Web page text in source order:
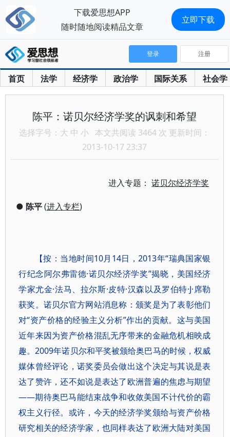
首页 法学 经济学 政治学 国际关系 社会学
登录 注册
陈平：诺贝尔经济学奖的讽刺和希望
选择字号： 大 中 小 本文共阅读 3464 次 更新时间：
2013-10-17 23:37
进入专题：诺贝尔经济学奖
● 陈平(进入专栏)
【按：当地时间10月14日，2013年“瑞典国家银
行纪念阿尔弗雷德·诺贝尔经济学奖”揭晓，美国经济
学家尤金·法马、拉尔斯·皮特·汉森以及罗伯特·J·席勒
获奖。诺贝尔官方网站消息称：颁奖是为了表彰他们
对“资产价格的经验主义分析”作出的贡献。这与美国
近年来因为资产价格混乱无序带来的金融危机相映成
趣。2009年诺贝尔和平奖被颁给奥巴马的时候，权威
媒体曾经评论，诺奖委员会做出这个决定与其说是表
达了赞许，还不如说是表达了欧洲普遍的焦虑与期望
——期待奥巴马能结束战争和收敛美国不计代价的霸
权主义行径。或许，今天的经济学奖颁给与资产价格
研究相关的经济学家，也同样表达了欧洲大陆对美国
下载爱思想APP
随时随地阅读精品文章
立即下载